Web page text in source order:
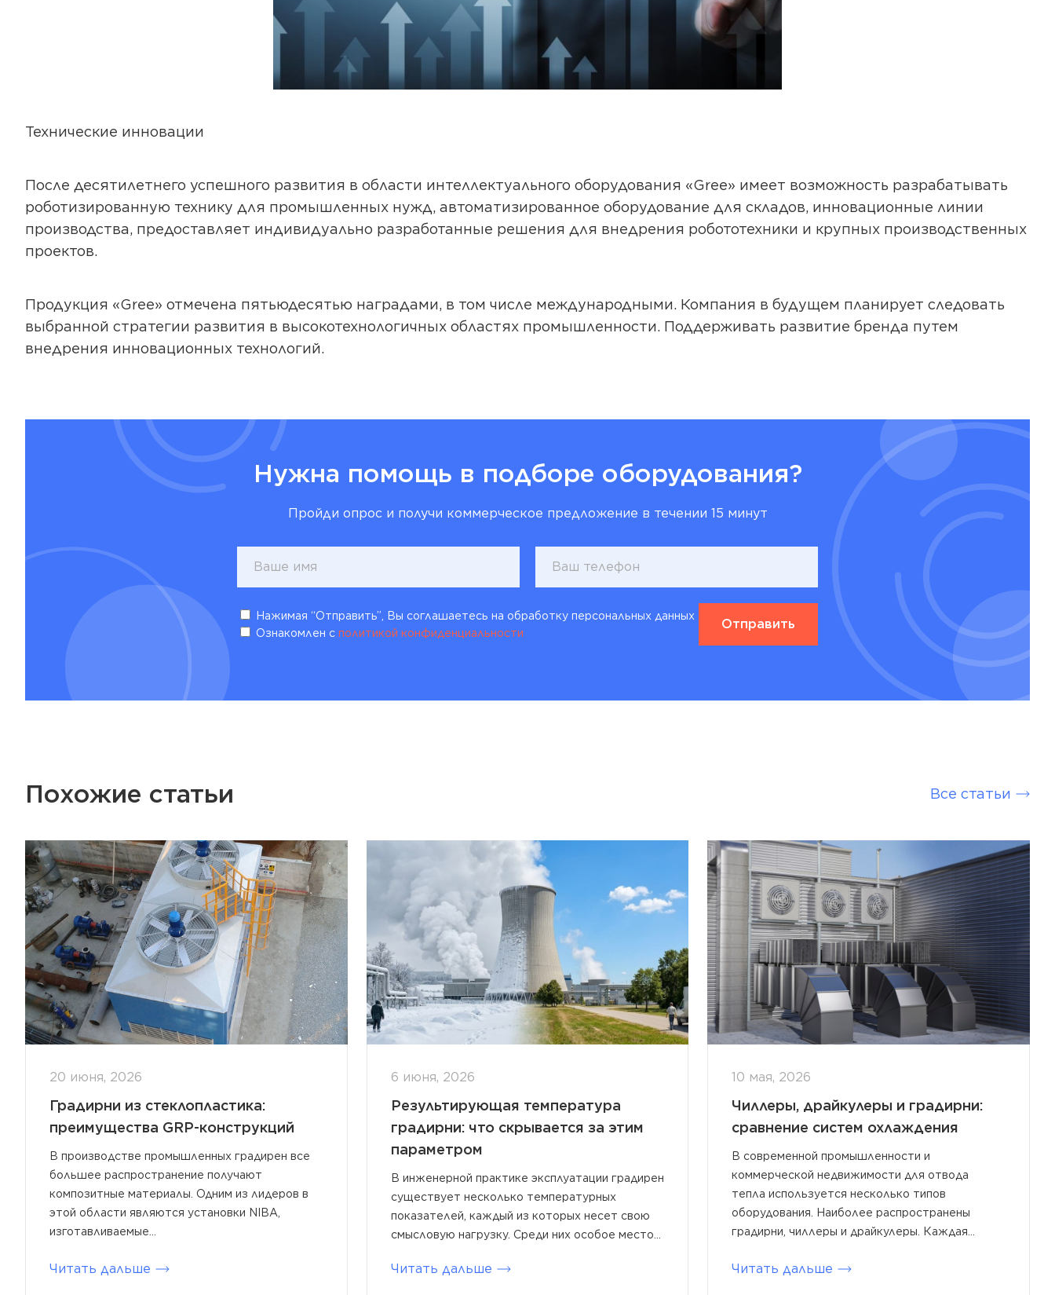
Технические инновации
После десятилетнего успешного развития в области интеллектуального оборудования «Gree» имеет возможность разрабатывать
роботизированную технику для промышленных нужд, автоматизированное оборудование для складов, инновационные линии
производства, предоставляет индивидуально разработанные решения для внедрения робототехники и крупных производственных
проектов.
Продукция «Gree» отмечена пятьюдесятью наградами, в том числе международными. Компания в будущем планирует следовать
выбранной стратегии развития в высокотехнологичных областях промышленности. Поддерживать развитие бренда путем
внедрения инновационных технологий.
Нужна помощь в подборе оборудования?
Пройди опрос и получи коммерческое предложение в течении 15 минут
Нажимая “Отправить”, Вы соглашаетесь на обработку персональных данных
Ознакомлен с политикой конфиденциальности
Похожие статьи Все статьи
20 июня, 2026
Градирни из стеклопластика:
преимущества GRP-конструкций
В производстве промышленных градирен все
большее распространение получают
композитные материалы. Одним из лидеров в
этой области являются установки NIBA,
изготавливаемые...
Читать дальше
6 июня, 2026
Результирующая температура
градирни: что скрывается за этим
параметром
В инженерной практике эксплуатации градирен
существует несколько температурных
показателей, каждый из которых несет свою
смысловую нагрузку. Среди них особое место...
Читать дальше
10 мая, 2026
Чиллеры, драйкулеры и градирни:
сравнение систем охлаждения
В современной промышленности и
коммерческой недвижимости для отвода
тепла используется несколько типов
оборудования. Наиболее распространены
градирни, чиллеры и драйкулеры. Каждая...
Читать дальше